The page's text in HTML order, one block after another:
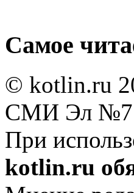
Самое
© kotlin.ru
СМИ Эл
При
kotlin.ru